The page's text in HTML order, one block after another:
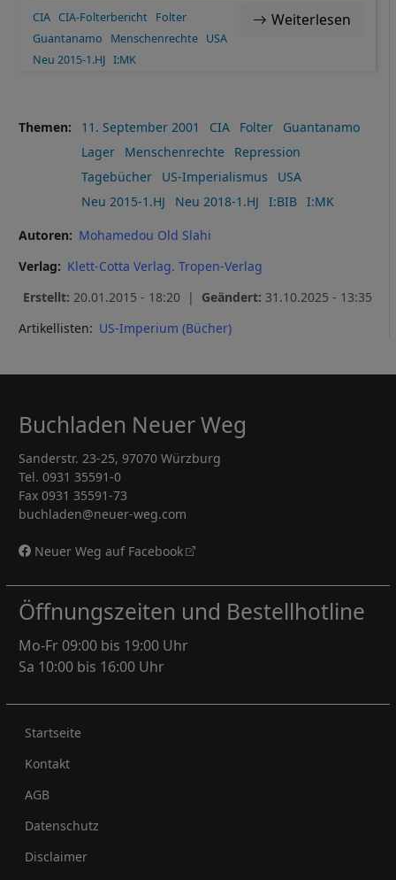
Weiterlesen
CIA CIA-Folterbericht Folter
Guantanamo
Menschenrechte USA
Neu 2015-1.HJ I:MK
Themen 11. September 2001 CIA Folter
Guantanamo
Lager
Menschenrechte
Repression
Tagebücher
US-Imperialismus
USA
Neu 2015-1.HJ
Neu 2018-1.HJ I:BIB I:MK
Autoren
Mohamedou Old Slahi
Verlag
Klett-Cotta Verlag. Tropen-Verlag
Erstellt: 20.01.2015 - 18:20 | Geändert: 31.10.2025 - 13:35
Artikellisten: US-Imperium (Bücher)
Buchladen Neuer Weg
Sanderstr. 23-25, 97070 Würzburg
Tel. 0931 35591-0
Fax 0931 35591-73
buchladen@neuer-weg.com
Neuer Weg auf Facebook
Öffnungszeiten und Bestellhotline
Mo-Fr 09:00 bis 19:00 Uhr
Sa 10:00 bis 16:00 Uhr
Rechtliches
Startseite
Kontakt
AGB
Datenschutz
Disclaimer